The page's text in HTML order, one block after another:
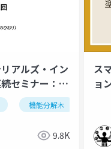
アルズ・イン
セミナー：次
スタリング
機能分解木
9.8K
ス
ョ